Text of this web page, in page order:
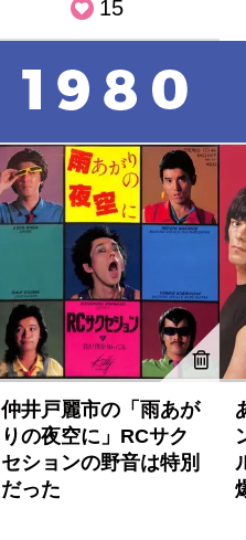
15
仲井戸麗市の「雨あが
りの夜空に」RCサク
セションの野音は特別
だった